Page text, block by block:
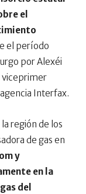
el
el período
por Alexéi
viceprimer
Interfax.
región de los
de gas en
y
en la
del